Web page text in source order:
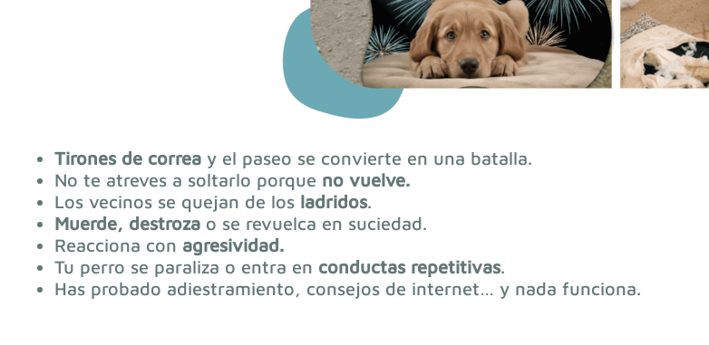
Tirones de correa y el paseo se convierte en una batalla.
No te atreves a soltarlo porque no vuelve.
Los vecinos se quejan de los ladridos.
Muerde, destroza o se revuelca en suciedad.
Reacciona con agresividad.
Tu perro se paraliza o entra en conductas repetitivas.
Has probado adiestramiento, consejos de internet… y nada funciona.